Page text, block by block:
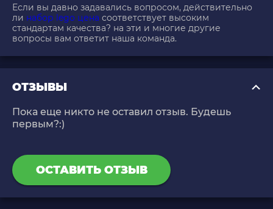
Если вы давно задавались вопросом, действительно
ли набор lego цена соответствует высоким
стандартам качества? на эти и многие другие
вопросы вам ответит наша команда.
ОТЗЫВЫ
Пока еще никто не оставил отзыв. Будешь
первым?:)
ОСТАВИТЬ ОТЗЫВ